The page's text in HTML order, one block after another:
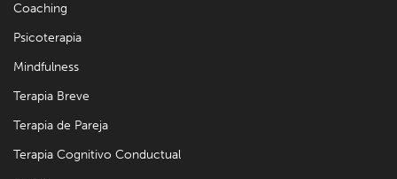
Coaching
Psicoterapia
Mindfulness
Terapia Breve
Terapia de Pareja
Terapia Cognitivo Conductual